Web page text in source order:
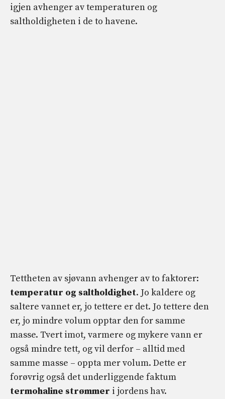
igjen avhenger av temperaturen og
saltholdigheten i de to havene.
Tettheten av sjøvann avhenger av to faktorer:
temperatur og saltholdighet. Jo kaldere og
saltere vannet er, jo tettere er det. Jo tettere den
er, jo mindre volum opptar den for samme
masse. Tvert imot, varmere og mykere vann er
også mindre tett, og vil derfor – alltid med
samme masse – oppta mer volum. Dette er
forøvrig også det underliggende faktum
termohaline strømmer i jordens hav.